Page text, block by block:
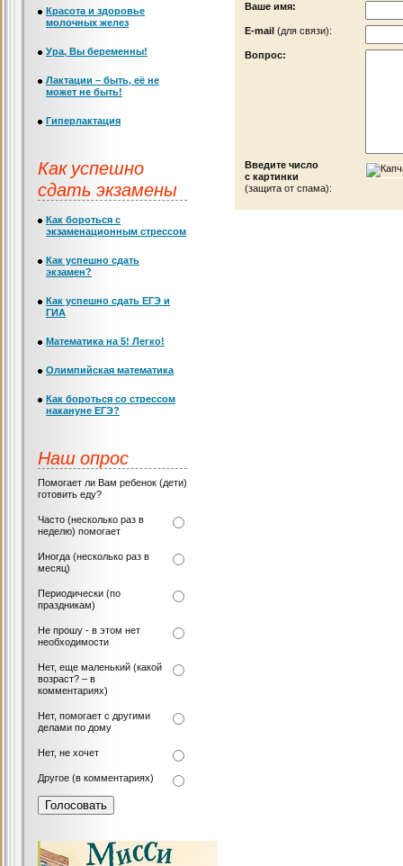
Ваше имя:
Е-mail (для связи):
Вопрос:
Введите число
с картинки
(защита от спама):
Красота и здоровье
молочных желез
Ура, Вы беременны!
Лактации – быть, её не
может не быть!
Гиперлактация
Как успешно
сдать экзамены
Как бороться с
экзаменационным стрессом
Как успешно сдать
экзамен?
Как успешно сдать ЕГЭ и
ГИА
Математика на 5! Легко!
Олимпийская математика
Как бороться со стрессом
накануне ЕГЭ?
Наш опрос
Помогает ли Вам ребенок (дети)
готовить еду?
Часто (несколько раз в
неделю) помогает
Иногда (несколько раз в
месяц)
Периодически (по
праздникам)
Не прошу - в этом нет
необходимости
Нет, еще маленький (какой
возраст? – в
комментариях)
Нет, помогает с другими
делами по дому
Нет, не хочет
Другое (в комментариях)